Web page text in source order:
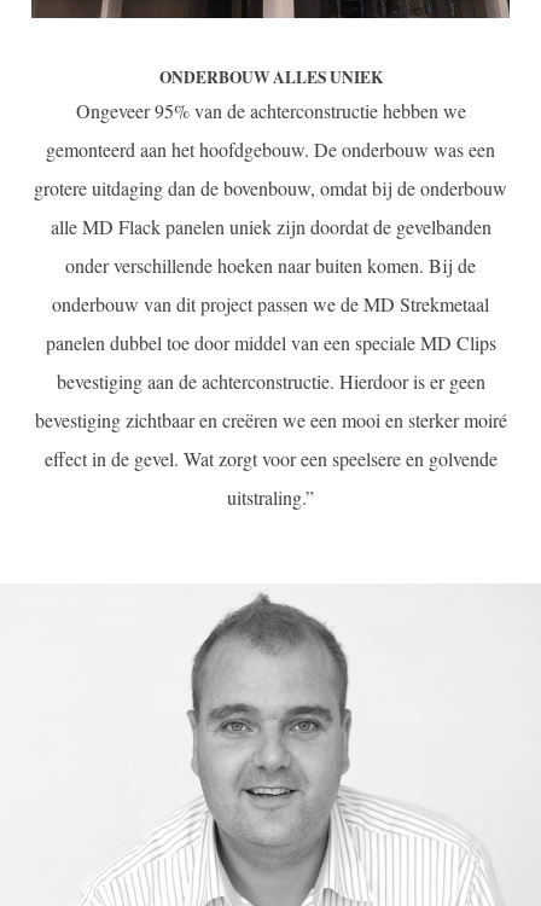
ONDERBOUW ALLES UNIEK
Ongeveer 95% van de achterconstructie hebben we
gemonteerd aan het hoofdgebouw. De onderbouw was een
grotere uitdaging dan de bovenbouw, omdat bij de onderbouw
alle MD Flack panelen uniek zijn doordat de gevelbanden
onder verschillende hoeken naar buiten komen. Bij de
onderbouw van dit project passen we de MD Strekmetaal
panelen dubbel toe door middel van een speciale MD Clips
bevestiging aan de achterconstructie. Hierdoor is er geen
bevestiging zichtbaar en creëren we een mooi en sterker moiré
effect in de gevel. Wat zorgt voor een speelsere en golvende
uitstraling.”